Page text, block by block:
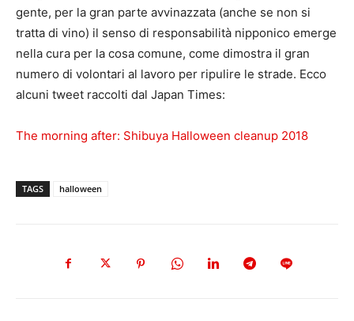
gente, per la gran parte avvinazzata (anche se non si
tratta di vino) il senso di responsabilità nipponico emerge
nella cura per la cosa comune, come dimostra il gran
numero di volontari al lavoro per ripulire le strade. Ecco
alcuni tweet raccolti dal Japan Times:
The morning after: Shibuya Halloween cleanup 2018
TAGS halloween